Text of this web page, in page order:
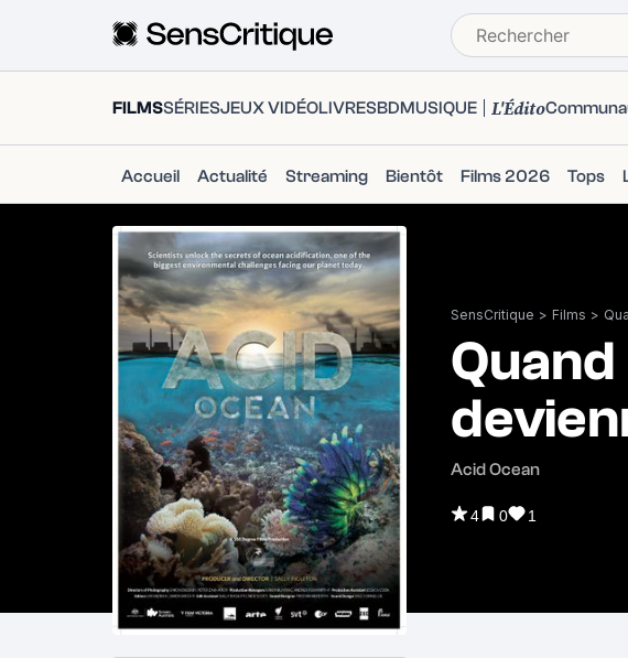
FILMSSÉRIESJEUX VIDÉOLIVRESBDMUSIQUE L'Édito
Accueil Actualité Streaming Bientôt Films 2026 Tops
SensCritique > Films >
Acid Ocean
4 0 1